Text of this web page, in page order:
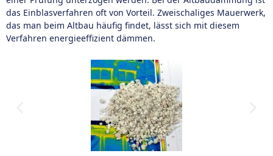
das Einblasverfahren oft von Vorteil. Zweischaliges Mauerwerk,
das man beim Altbau häufig findet, lässt sich mit diesem
Verfahren energieeffizient dämmen.